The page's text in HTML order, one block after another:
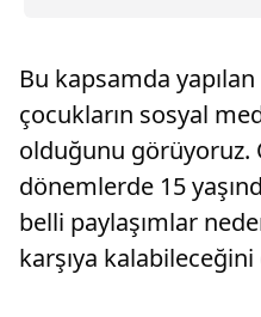
Bu kapsamda
çocukların sosyal
olduğunu görüyoruz.
dönemlerde 15
belli paylaşımlar
karşıya